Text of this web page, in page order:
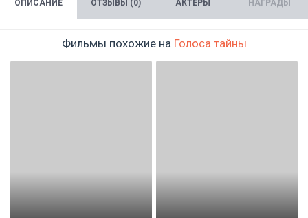
ОПИСАНИЕ ОТЗЫВЫ (0) АКТЁРЫ НАГРАДЫ
Фильмы похожие на Голоса тайны